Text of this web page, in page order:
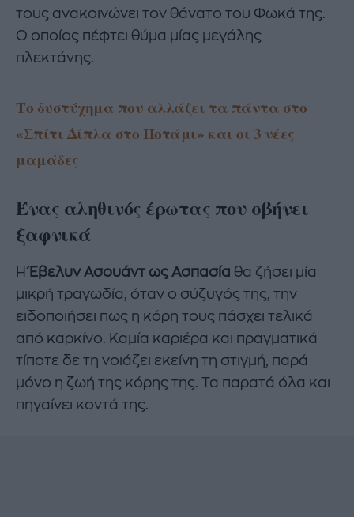
τους ανακοινώνει τον θάνατο του Φωκά της.
Ο οποίος πέφτει θύμα μίας μεγάλης
πλεκτάνης.
Το δυστύχημα που αλλάζει τα πάντα στο
«Σπίτι Δίπλα στο Ποτάμι» και οι 3 νέες
μαμάδες
Ένας αληθινός έρωτας που σβήνει
ξαφνικά
Η Έβελυν Ασουάντ ως Ασπασία θα ζήσει μία
μικρή τραγωδία, όταν ο σύζυγός της, την
ειδοποιήσει πως η κόρη τους πάσχει τελικά
από καρκίνο. Καμία καριέρα και πραγματικά
τίποτε δε τη νοιάζει εκείνη τη στιγμή, παρά
μόνο η ζωή της κόρης της. Τα παρατά όλα και
πηγαίνει κοντά της.